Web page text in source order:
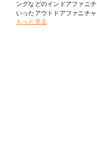
ングなどのインドアファニ
いったアウトドアファニチ
テリア小物など、さまざま
もっと見る